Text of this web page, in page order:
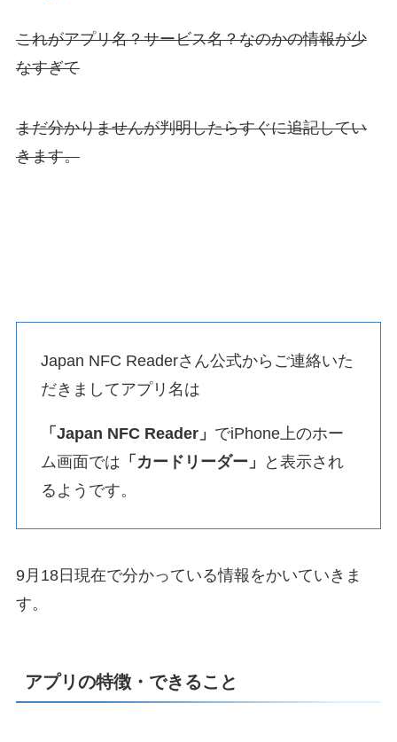
これがアプリ名？サービス名？なのかの情報が少
なすぎて
まだ分かりませんが判明したらすぐに追記してい
きます。
Japan NFC Readerさん公式からご連絡いた
だきましてアプリ名は
「Japan NFC Reader」 でiPhone上のホー
ム画面では 「カードリーダー」
と表示され
るようです。
9月18日現在で分かっている情報をかいていきま
す。
アプリの特徴・できること